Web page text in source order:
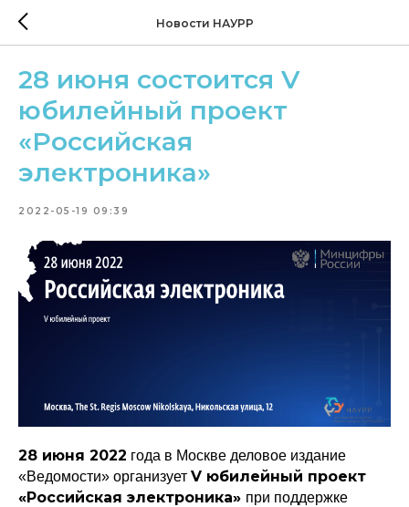
Новости НАУРР
28 июня состоится V
юбилейный проект
«Российская
электроника»
2022-05-19 09:39
28 июня 2022 года в Москве деловое издание
«Ведомости» организует V юбилейный проект
«Российская электроника» при поддержке